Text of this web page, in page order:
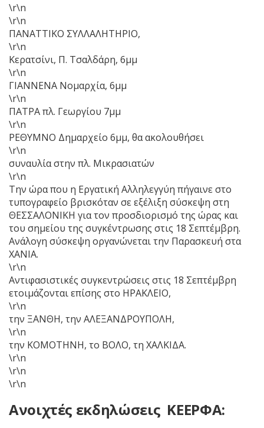
\r\n
\r\n
ΠΑΝΑΤΤΙΚΟ ΣΥΛΛΑΛΗΤΗΡΙΟ,
\r\n
Κερατσίνι, Π. Τσαλδάρη, 6μμ
\r\n
ΓΙΑΝΝΕΝΑ Νομαρχία, 6μμ
\r\n
ΠΑΤΡΑ πλ. Γεωργίου 7μμ
\r\n
ΡΕΘΥΜΝΟ Δημαρχείο 6μμ, θα ακολουθήσει
\r\n
συναυλία στην πλ. Μικρασιατών
\r\n
Την ώρα που η Εργατική Αλληλεγγύη πήγαινε στο
τυπογραφείο βρισκόταν σε εξέλιξη σύσκεψη στη
ΘΕΣΣΑΛΟΝΙΚΗ για τον προσδιορισμό της ώρας και
του σημείου της συγκέντρωσης στις 18 Σεπτέμβρη.
Ανάλογη σύσκεψη οργανώνεται την Παρασκευή στα
ΧΑΝΙΑ.
\r\n
Αντιφασιστικές συγκεντρώσεις στις 18 Σεπτέμβρη
ετοιμάζονται επίσης στο ΗΡΑΚΛΕΙΟ,
\r\n
την ΞΑΝΘΗ, την ΑΛΕΞΑΝΔΡΟΥΠΟΛΗ,
\r\n
την ΚΟΜΟΤΗΝΗ, το ΒΟΛΟ, τη ΧΑΛΚΙΔΑ.
\r\n
\r\n
\r\n
Ανοιχτές εκδηλώσεις ΚΕΕΡΦΑ: